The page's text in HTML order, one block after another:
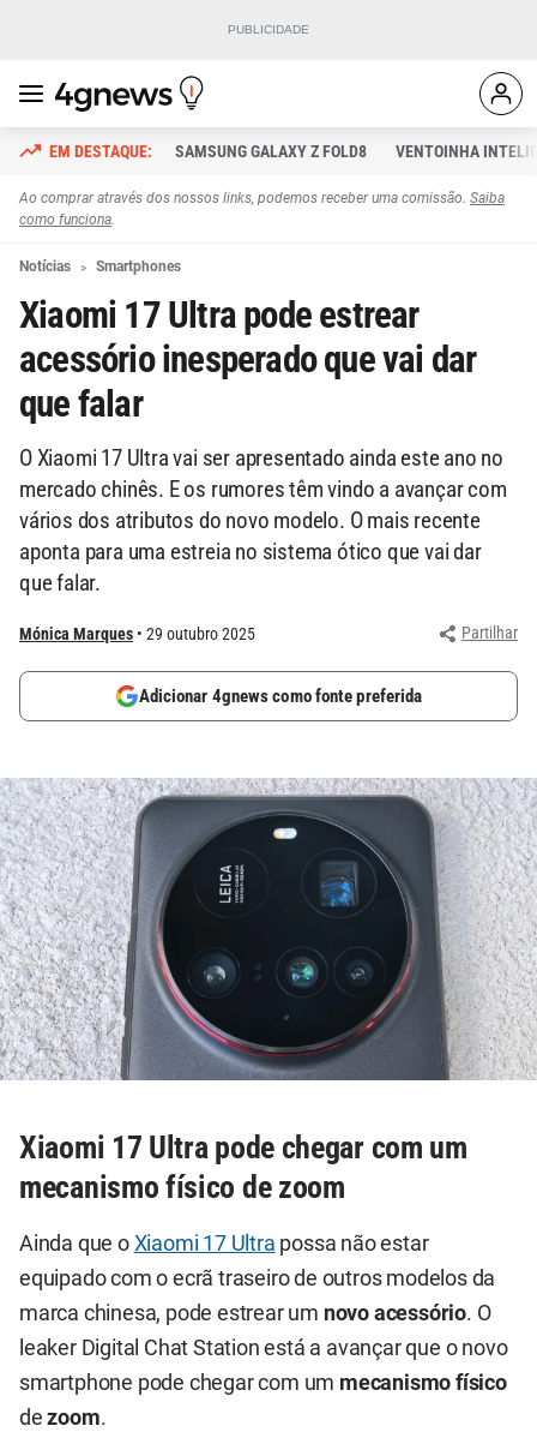
SAMSUNG GALAXY Z FOLD8 VENTOINHA
Ao comprar através dos nossos links, podemos receber uma comissão. Saiba
como funciona.
Notícias Smartphones
Xiaomi 17 Ultra pode estrear
acessório inesperado que vai dar
que falar
O Xiaomi 17 Ultra vai ser apresentado ainda este ano no
mercado chinês. E os rumores têm vindo a avançar com
vários dos atributos do novo modelo. O mais recente
aponta para uma estreia no sistema ótico que vai dar
que falar.
Mónica Marques 29 outubro 2025 Partilhar
Adicionar 4gnews como fonte preferida
Xiaomi 17 Ultra pode chegar com um
mecanismo físico de zoom
Ainda que o Xiaomi 17 Ultra possa não estar
equipado com o ecrã traseiro de outros modelos da
marca chinesa, pode estrear um novo acessório. O
leaker Digital Chat Station está a avançar que o novo
smartphone pode chegar com um mecanismo físico
dezoom.